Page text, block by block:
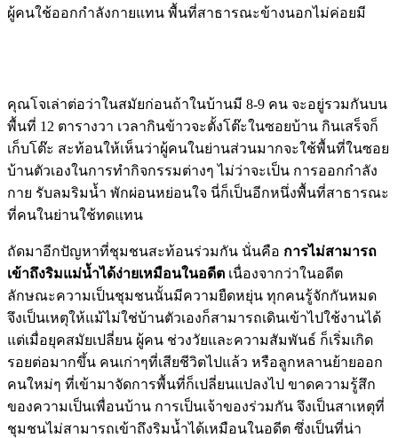
ผู้คนใช้ออกกำลังกายแทน พื้นที่สาธารณะข้างนอกไม่ค่อยมี
คุณโจเล่าต่อว่าในสมัยก่อนถ้าในบ้านมี 8-9 คน จะอยู่รวมกันบน
พื้นที่ 12 ตารางวา เวลากินข้าวจะตั้งโต๊ะในซอยบ้าน กินเสร็จก็
เก็บโต๊ะ สะท้อนให้เห็นว่าผู้คนในย่านส่วนมากจะใช้พื้นที่ในซอย
บ้านตัวเองในการทำกิจกรรมต่างๆ ไม่ว่าจะเป็น การออกกำลัง
กาย รับลมริมน้ำ พักผ่อนหย่อนใจ นี่ก็เป็นอีกหนึ่งพื้นที่สาธารณะ
ที่คนในย่านใช้ทดแทน
ถัดมาอีกปัญหาที่ชุมชนสะท้อนร่วมกัน นั่นคือ การไม่สามารถ
เข้าถึงริมแม่น้ำได้ง่ายเหมือนในอดีต เนื่องจากว่าในอดีต
ลักษณะความเป็นชุมชนนั้นมีความยืดหยุ่น ทุกคนรู้จักกันหมด
จึงเป็นเหตุให้แม้ไม่ใช่บ้านตัวเองก็สามารถเดินเข้าไปใช้งานได้
แต่เมื่อยุคสมัยเปลี่ยน ผู้คน ช่วงวัยและความสัมพันธ์ ก็เริ่มเกิด
รอยต่อมากขึ้น คนเก่าๆที่เสียชีวิตไปแล้ว หรือลูกหลานย้ายออก
คนใหม่ๆ ที่เข้ามาจัดการพื้นที่ก็เปลี่ยนแปลงไป ขาดความรู้สึก
ของความเป็นเพื่อนบ้าน การเป็นเจ้าของร่วมกัน จึงเป็นสาเหตุที่
ชุมชนไม่สามารถเข้าถึงริมน้ำได้เหมือนในอดีต ซึ่งเป็นที่น่า